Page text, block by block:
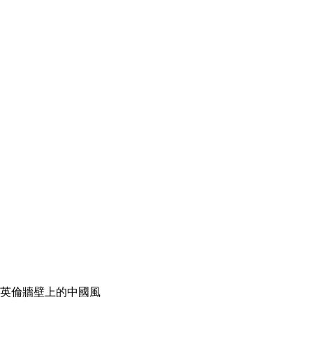
英倫牆壁上的中國風